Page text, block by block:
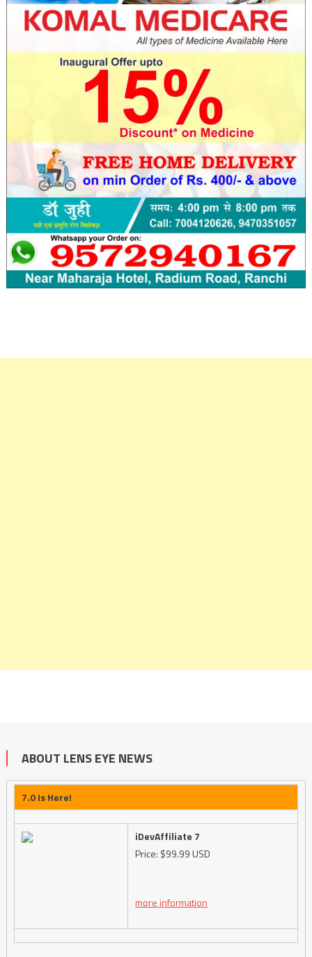
ABOUT LENS EYE NEWS
7.0 Is Here!
iDevAffiliate 7
Price: $99.99 USD
more information